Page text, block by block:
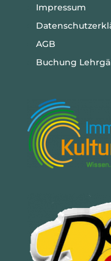
Impressum
AGB
Buchung